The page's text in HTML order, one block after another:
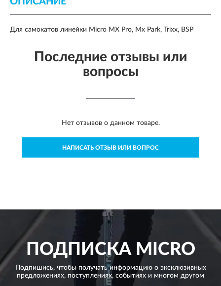
Для самокатов линейки Micro MX Pro, Mx Park, Trixx, BSP
Последние отзывы или
вопросы
Нет отзывов о данном товаре.
НАПИСАТЬ ОТЗЫВ ИЛИ ВОПРОС
ПОДПИСКАMICRO
Подпишись, чтобы получать информацию о эксклюзивных
предложениях, поступлениях, событиях и многом другом